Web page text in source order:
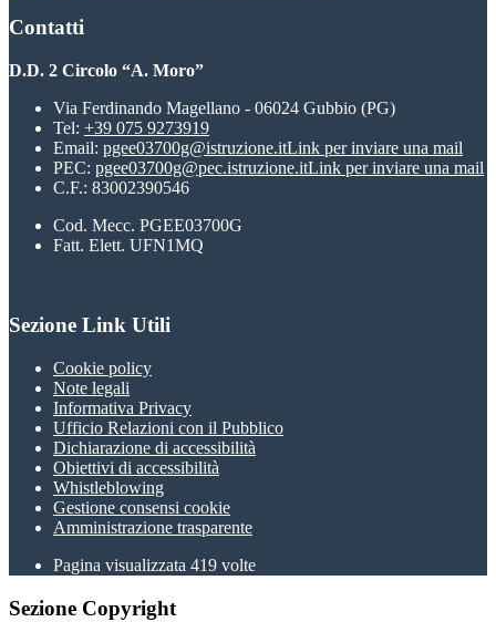
Contatti
D.D. 2 Circolo “A. Moro”
Via Ferdinando Magellano - 06024 Gubbio (PG)
Tel: +39 075 9273919
Email: pgee03700g@istruzione.itLink per inviare una mail
PEC: pgee03700g@pec.istruzione.itLink per inviare una mail
C.F.: 83002390546
Cod. Mecc. PGEE03700G
Fatt. Elett. UFN1MQ
Sezione Link Utili
Cookie policy
Note legali
Informativa Privacy
Ufficio Relazioni con il Pubblico
Dichiarazione di accessibilità
Obiettivi di accessibilità
Whistleblowing
Gestione consensi cookie
Amministrazione trasparente
Pagina visualizzata 419 volte
Sezione Copyright